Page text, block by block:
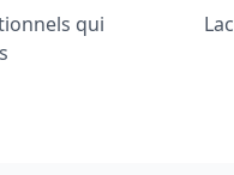
qui